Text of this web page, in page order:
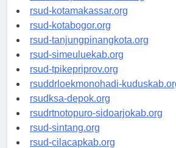
rsud-limapuluhkotakab.org
rsud-kotamakassar.org
rsud-kotabogor.org
rsud-tanjungpinangkota.org
rsud-simeuluekab.org
rsud-tpikepriprov.org
rsuddrloekmonohadi-kuduskab.org
rsudksa-depok.org
rsudrtnotopuro-sidoarjokab.org
rsud-sintang.org